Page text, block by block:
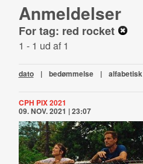
Anmeldelser
For tag: red rocket
1 - 1 ud af 1
dato | bedømmelse | alfabetisk
CPH PIX 2021
09. NOV. 2021 | 23:07